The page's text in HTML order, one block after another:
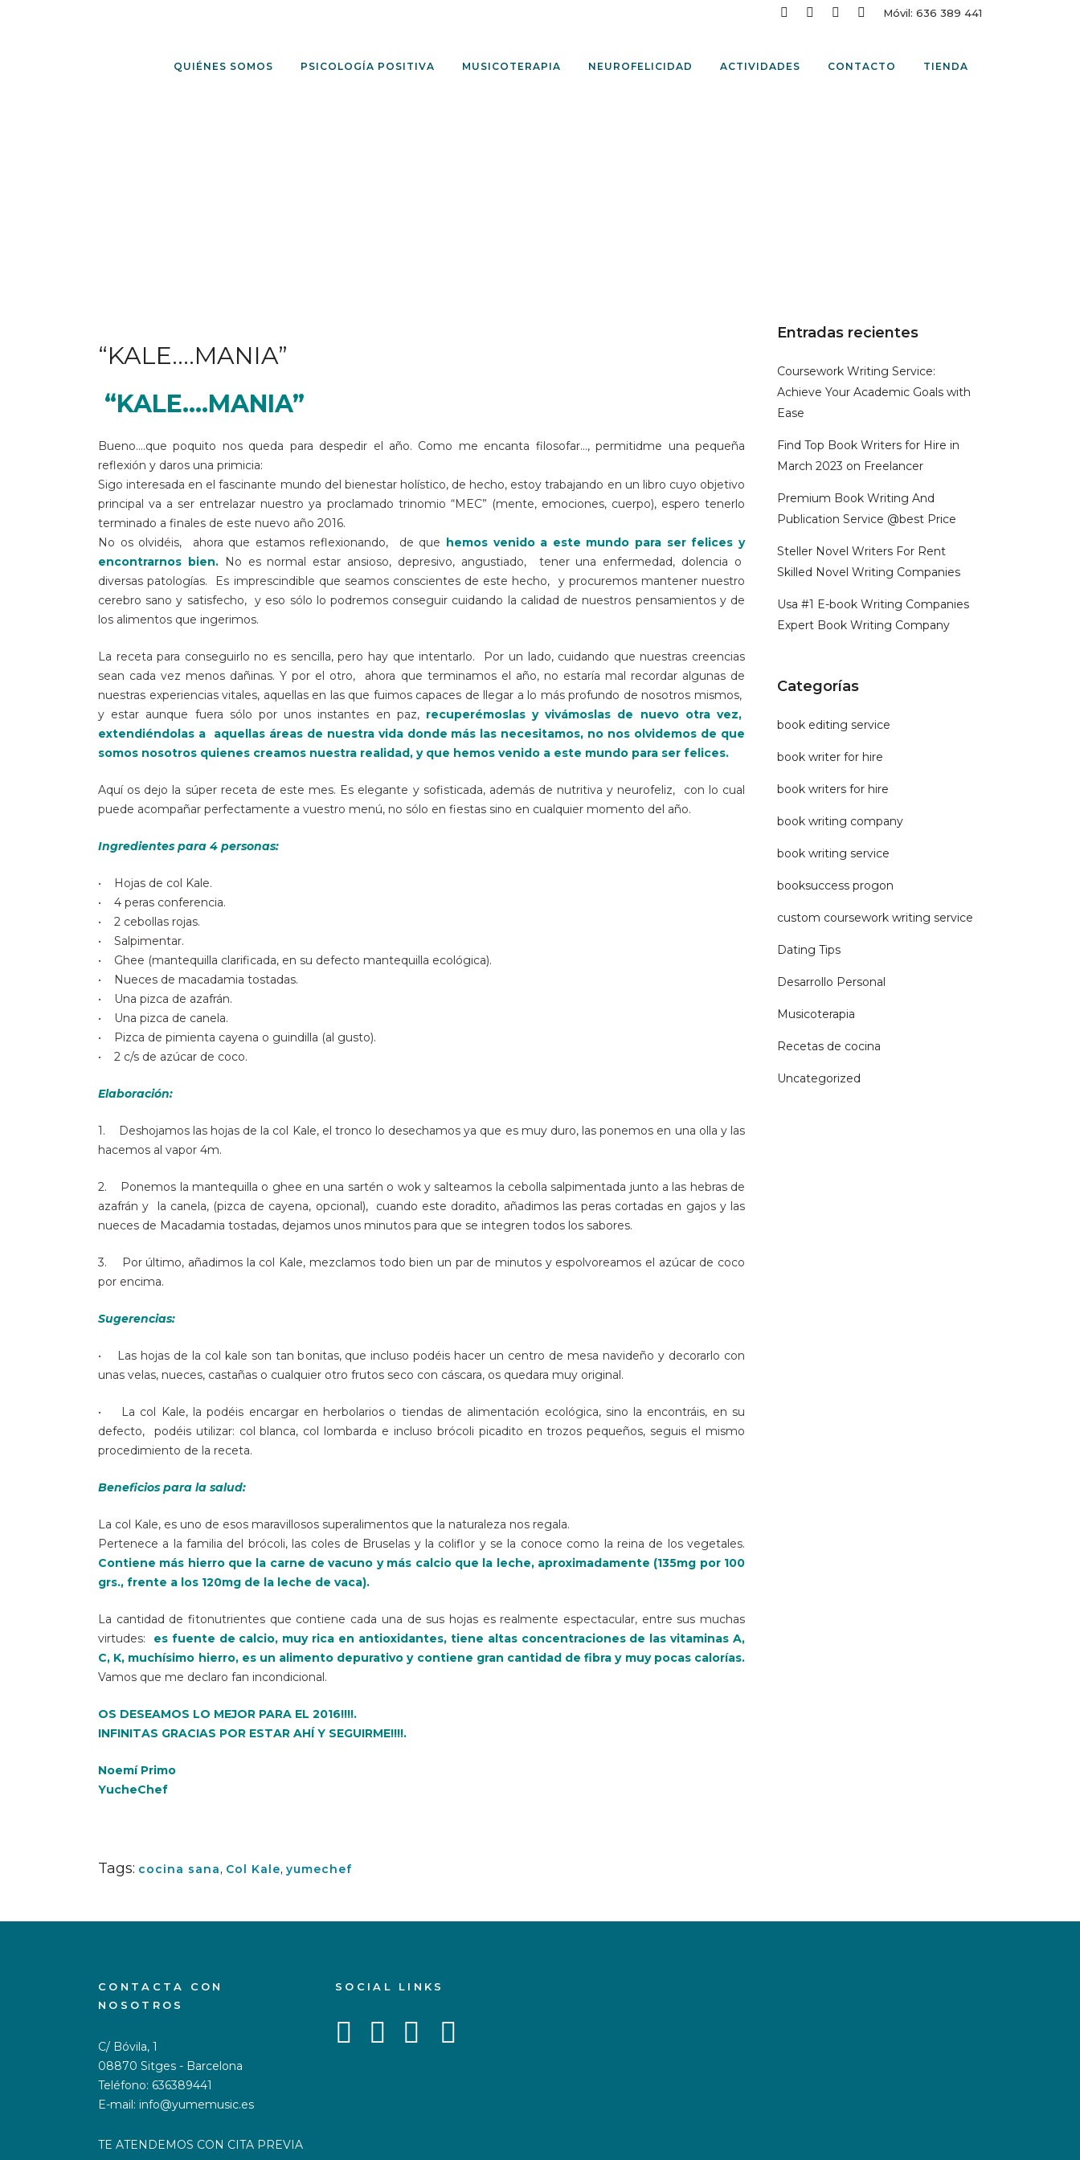
Móvil: 636 389 441
QUIÉNES SOMOS PSICOLOGÍA POSITIVA MUSICOTERAPIA NEUROFELICIDAD ACTIVIDADES CONTACTO TIENDA
“KALE….MANIA”
“KALE….MANIA”
Bueno….que poquito nos queda para despedir el año. Como me encanta filosofar…, permitidme una pequeña
reflexión y daros una primicia:
Sigo interesada en el fascinante mundo del bienestar holístico, de hecho, estoy trabajando en un libro cuyo objetivo
principal va a ser entrelazar nuestro ya proclamado trinomio “MEC” (mente, emociones, cuerpo), espero tenerlo
terminado a finales de este nuevo año 2016.
No os olvidéis, ahora que estamos reflexionando, de que hemos venido a este mundo para ser felices y
encontrarnos bien.No es normal estar ansioso, depresivo, angustiado, tener una enfermedad, dolencia o
diversas patologías. Es imprescindible que seamos conscientes de este hecho, y procuremos mantener nuestro
cerebro sano y satisfecho, y eso sólo lo podremos conseguir cuidando la calidad de nuestros pensamientos y de
los alimentos que ingerimos.
La receta para conseguirlo no es sencilla, pero hay que intentarlo. Por un lado, cuidando que nuestras creencias
sean cada vez menos dañinas. Y por el otro, ahora que terminamos el año, no estaría mal recordar algunas de
nuestras experiencias vitales, aquellas en las que fuimos capaces de llegar a lo más profundo de nosotros mismos,
y estar aunque fuera sólo por unos instantes en paz, recuperémoslas y vivámoslas de nuevo otra vez,
extendiéndolas a aquellas áreas de nuestra vida donde más las necesitamos, no nos olvidemos de que
somos nosotros quienes creamos nuestra realidad, y que hemos venido a este mundo para ser felices.
Aquí os dejo la súper receta de este mes. Es elegante y sofisticada, además de nutritiva y neurofeliz, con lo cual
puede acompañar perfectamente a vuestro menú, no sólo en fiestas sino en cualquier momento del año.
Ingredientes para 4 personas:
• Hojas de col Kale.
• 4 peras conferencia.
• 2 cebollas rojas.
• Salpimentar.
• Ghee (mantequilla clarificada, en su defecto mantequilla ecológica).
• Nueces de macadamia tostadas.
• Una pizca de azafrán.
• Una pizca de canela.
• Pizca de pimienta cayena o guindilla (al gusto).
• 2 c/s de azúcar de coco.
Elaboración:
1. Deshojamos las hojas de la col Kale, el tronco lo desechamos ya que es muy duro, las ponemos en una olla y las
hacemos al vapor 4m.
2. Ponemos la mantequilla o ghee en una sartén o wok y salteamos la cebolla salpimentada junto a las hebras de
azafrán y la canela, (pizca de cayena, opcional), cuando este doradito, añadimos las peras cortadas en gajos y las
nueces de Macadamia tostadas, dejamos unos minutos para que se integren todos los sabores.
3. Por último, añadimos la col Kale, mezclamos todo bien un par de minutos y espolvoreamos el azúcar de coco
por encima.
Sugerencias:
• Las hojas de la col kale son tan bonitas, que incluso podéis hacer un centro de mesa navideño y decorarlo con
unas velas, nueces, castañas o cualquier otro frutos seco con cáscara, os quedara muy original.
• La col Kale, la podéis encargar en herbolarios o tiendas de alimentación ecológica, sino la encontráis, en su
defecto, podéis utilizar: col blanca, col lombarda e incluso brócoli picadito en trozos pequeños, seguis el mismo
procedimiento de la receta.
Beneficios para la salud:
La col Kale, es uno de esos maravillosos superalimentos que la naturaleza nos regala.
Pertenece a la familia del brócoli, las coles de Bruselas y la coliflor y se la conoce como la reina de los vegetales.
Contiene más hierro que la carne de vacuno y más calcio que la leche, aproximadamente (135mg por 100
grs., frente a los 120mg de la leche de vaca).
La cantidad de fitonutrientes que contiene cada una de sus hojas es realmente espectacular, entre sus muchas
virtudes: es fuente de calcio, muy rica en antioxidantes, tiene altas concentraciones de las vitaminas A,
C, K, muchísimo hierro, es un alimento depurativo y contiene gran cantidad de fibra y muy pocas calorías.
Vamos que me declaro fan incondicional.
OS DESEAMOS LO MEJOR PARA EL 2016!!!!.
INFINITAS GRACIAS POR ESTAR AHÍ Y SEGUIRME!!!!.
Noemí Primo
YucheChef
Tags: cocina sana, Col Kale, yumechef
Entradas recientes
Coursework Writing Service:
Achieve Your Academic Goals with
Ease
Find Top Book Writers for Hire in
March 2023 on Freelancer
Premium Book Writing And
Publication Service @best Price
Steller Novel Writers For Rent
Skilled Novel Writing Companies
Usa #1 E-book Writing Companies
Expert Book Writing Company
Categorías
book editing service
book writer for hire
book writers for hire
book writing company
book writing service
booksuccess progon
custom coursework writing service
Dating Tips
Desarrollo Personal
Musicoterapia
Recetas de cocina
Uncategorized
CONTACTA CON
NOSOTROS
C/ Bóvila, 1
08870 Sitges - Barcelona
Teléfono: 636389441
E-mail: info@yumemusic.es
TE ATENDEMOS CON CITA PREVIA
SOCIAL LINKS